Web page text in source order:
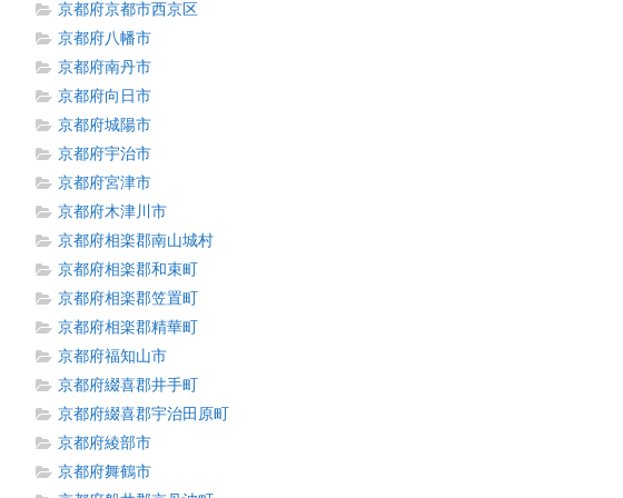
京都府京都市西京区
京都府八幡市
京都府南丹市
京都府向日市
京都府城陽市
京都府宇治市
京都府宮津市
京都府木津川市
京都府相楽郡南山城村
京都府相楽郡和束町
京都府相楽郡笠置町
京都府相楽郡精華町
京都府福知山市
京都府綴喜郡井手町
京都府綴喜郡宇治田原町
京都府綾部市
京都府舞鶴市